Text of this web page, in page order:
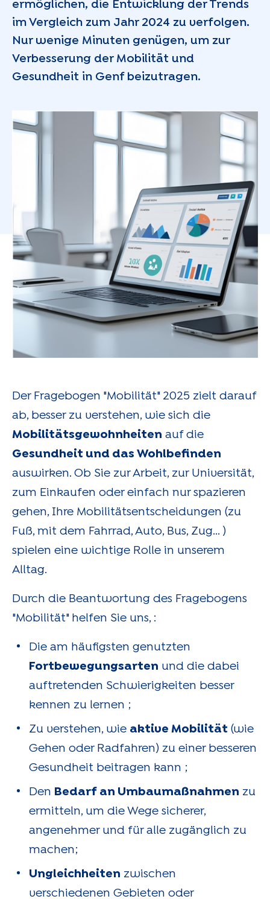
ermöglichen, die Entwicklung der Trends
im Vergleich zum Jahr 2024 zu verfolgen.
Nur wenige Minuten genügen, um zur
Verbesserung der Mobilität und
Gesundheit in Genf beizutragen.
Der Fragebogen "Mobilität" 2025 zielt darauf
ab, besser zu verstehen, wie sich die
Mobilitätsgewohnheiten auf die
Gesundheit und das Wohlbefinden
auswirken. Ob Sie zur Arbeit, zur Universität,
zum Einkaufen oder einfach nur spazieren
gehen, Ihre Mobilitätsentscheidungen (zu
Fuß, mit dem Fahrrad, Auto, Bus, Zug... )
spielen eine wichtige Rolle in unserem
Alltag.
Durch die Beantwortung des Fragebogens
"Mobilität" helfen Sie uns, :
Die am häufigsten genutzten
Fortbewegungsarten und die dabei
auftretenden Schwierigkeiten besser
kennen zu lernen ;
Zu verstehen, wie aktive Mobilität (wie
Gehen oder Radfahren) zu einer besseren
Gesundheit beitragen kann ;
Den Bedarf an Umbaumaßnahmen zu
ermitteln, um die Wege sicherer,
angenehmer und für alle zugänglich zu
machen;
Ungleichheiten zwischen
verschiedenen Gebieten oder